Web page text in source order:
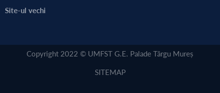
Site-ul vechi
Copyright 2022 © UMFST G.E. Palade Târgu Mureș
SITEMAP